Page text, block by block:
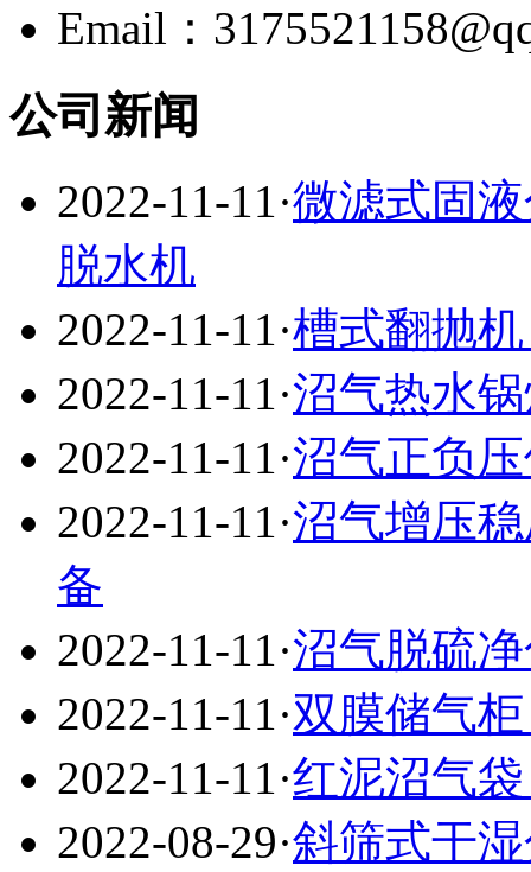
Email：
公司新闻
2022-11-11·微滤式固
脱水机
2022-11-11·槽式翻抛
2022-11-11·沼气热水
2022-11-11·沼气正负
2022-11-11·沼气增压
备
2022-11-11·沼气脱硫
2022-11-11·双膜储气
2022-11-11·红泥沼气
2022-08-29·斜筛式干